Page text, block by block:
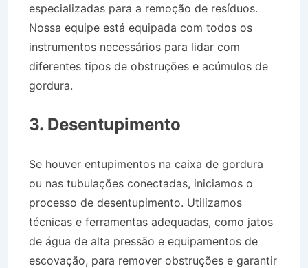
especializadas para a remoção de resíduos.
Nossa equipe está equipada com todos os
instrumentos necessários para lidar com
diferentes tipos de obstruções e acúmulos de
gordura.
3. Desentupimento
Se houver entupimentos na caixa de gordura
ou nas tubulações conectadas, iniciamos o
processo de desentupimento. Utilizamos
técnicas e ferramentas adequadas, como jatos
de água de alta pressão e equipamentos de
escovação, para remover obstruções e garantir